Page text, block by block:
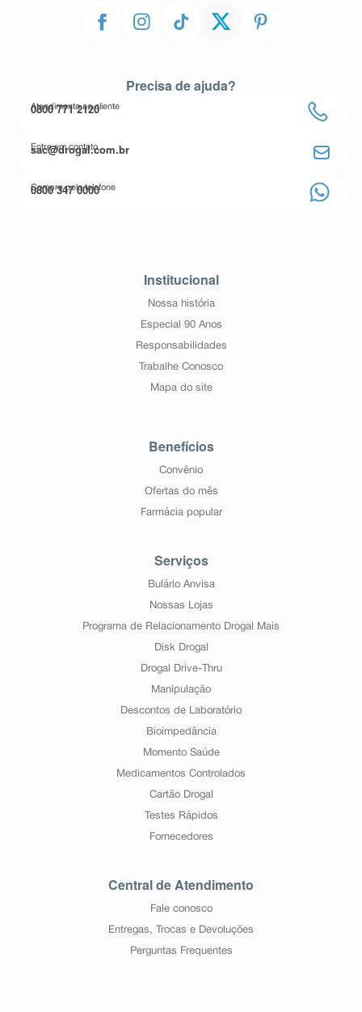
Precisa de ajuda?
Atendimento ao cliente
0800 771 2120
Entre em contato
sac@drogal.com.br
Compre pelo telefone
0800 347 0000
Institucional
Nossa história
Especial 90 Anos
Responsabilidades
Trabalhe Conosco
Mapa do site
Benefícios
Convênio
Ofertas do mês
Farmácia popular
Serviços
Bulário Anvisa
Nossas Lojas
Programa de Relacionamento Drogal Mais
Disk Drogal
Drogal Drive-Thru
Manipulação
Descontos de Laboratório
Bioimpedância
Momento Saúde
Medicamentos Controlados
Cartão Drogal
Testes Rápidos
Fornecedores
Central de Atendimento
Fale conosco
Entregas, Trocas e Devoluções
Perguntas Frequentes